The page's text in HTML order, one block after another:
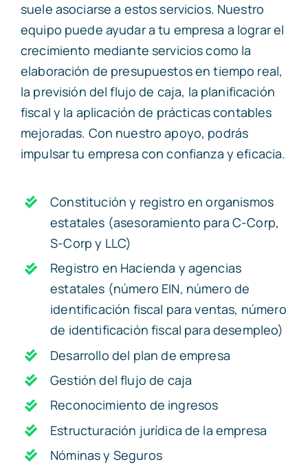
suele asociarse a estos servicios. Nuestro
equipo puede ayudar a tu empresa a lograr el
crecimiento mediante servicios como la
elaboración de presupuestos en tiempo real,
la previsión del flujo de caja, la planificación
fiscal y la aplicación de prácticas contables
mejoradas. Con nuestro apoyo, podrás
impulsar tu empresa con confianza y eficacia.
Constitución y registro en organismos
estatales (asesoramiento para C-Corp,
S-Corp y LLC)
Registro en Hacienda y agencias
estatales (número EIN, número de
identificación fiscal para ventas, número
de identificación fiscal para desempleo)
Desarrollo del plan de empresa
Gestión del flujo de caja
Reconocimiento de ingresos
Estructuración jurídica de la empresa
Nóminas y Seguros